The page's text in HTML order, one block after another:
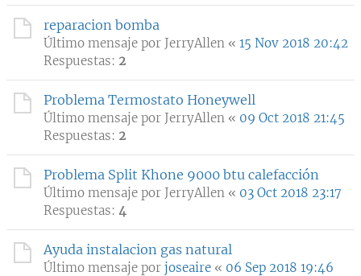
reparacion bomba
Último mensaje por JerryAllen « 15 Nov 2018 20:42
Respuestas: 2
Problema Termostato Honeywell
Último mensaje por JerryAllen « 09 Oct 2018 21:45
Respuestas: 2
Problema Split Khone 9000 btu calefacción
Último mensaje por JerryAllen « 03 Oct 2018 23:17
Respuestas: 4
Ayuda instalacion gas natural
Último mensaje por joseaire « 06 Sep 2018 19:46